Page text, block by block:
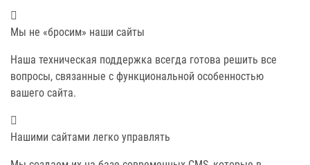
Мы не «бросим» наши сайты
Наша техническая поддержка всегда готова решить все
вопросы, связанные с функциональной особенностью
вашего сайта.
Нашими сайтами легко управлять